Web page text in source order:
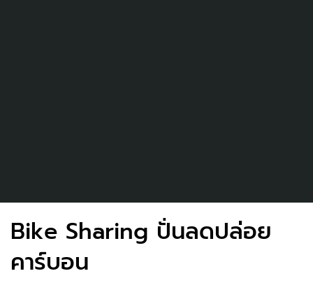
Bike Sharing ปั่นลดปล่อย
คาร์บอน